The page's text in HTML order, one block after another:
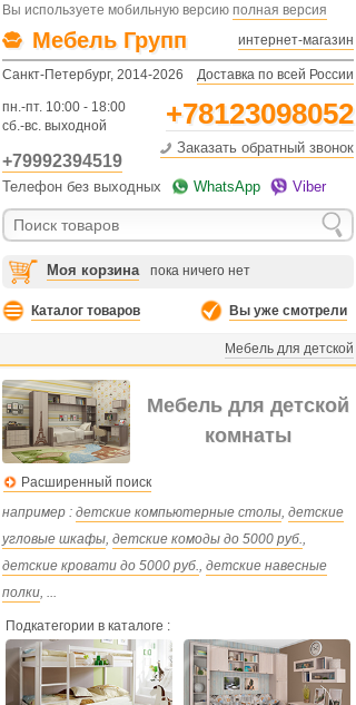
Вы используете мобильную версию полная версия
Мебель Групп интернет-магазин
Санкт-Петербург, 2014-2026 Доставка по всей России
пн.-пт. 10:00 - 18:00
сб.-вс. выходной
+78123098052
+79992394519
Заказать обратный звонок
Телефон без выходных WhatsApp Viber
Моя корзина пока ничего нет
Каталог товаров Вы уже смотрели
Мебель для детской
Мебель для детской
комнаты
Расширенный поиск
например : детские компьютерные столы, детские
угловые шкафы, детские комоды до 5000 руб.,
детские кровати до 5000 руб., детские навесные
полки, ...
Подкатегории в каталоге :